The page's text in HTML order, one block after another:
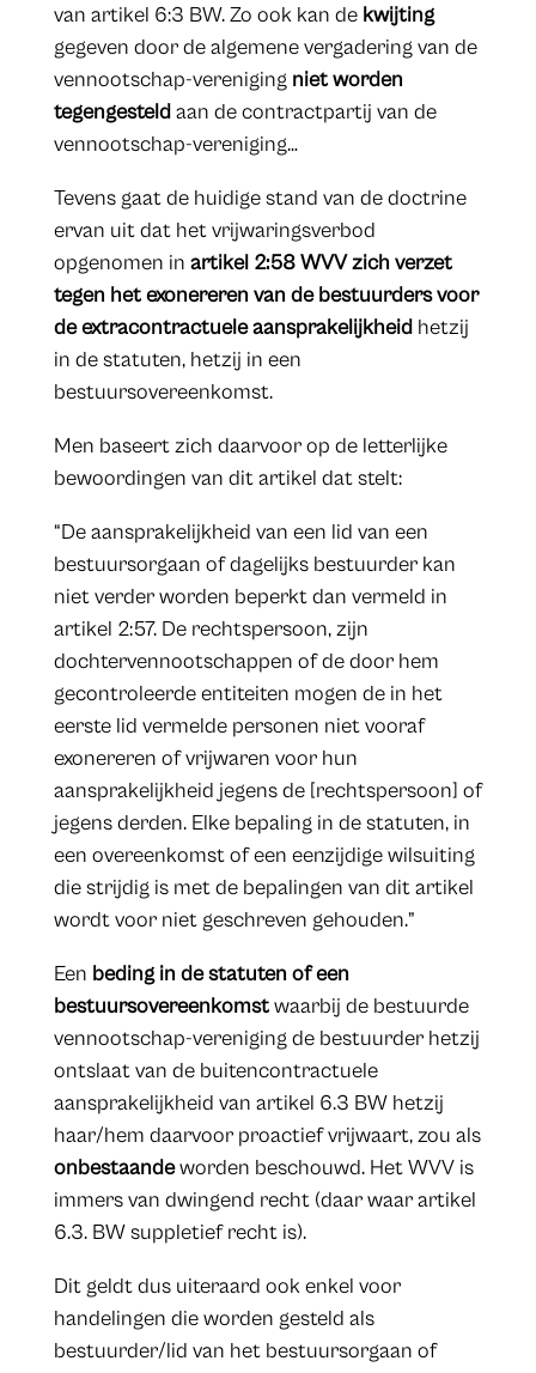
van artikel 6:3 BW. Zo ook kan de kwijting
gegeven door de algemene vergadering van de
vennootschap-vereniging niet worden
tegengesteld aan de contractpartij van de
vennootschap-vereniging…
Tevens gaat de huidige stand van de doctrine
ervan uit dat het vrijwaringsverbod
opgenomen in artikel 2:58 WVV zich verzet
tegen het exonereren van de bestuurders voor
de extracontractuele aansprakelijkheid hetzij
in de statuten, hetzij in een
bestuursovereenkomst.
Men baseert zich daarvoor op de letterlijke
bewoordingen van dit artikel dat stelt:
“De aansprakelijkheid van een lid van een
bestuursorgaan of dagelijks bestuurder kan
niet verder worden beperkt dan vermeld in
artikel 2:57. De rechtspersoon, zijn
dochtervennootschappen of de door hem
gecontroleerde entiteiten mogen de in het
eerste lid vermelde personen niet vooraf
exonereren of vrijwaren voor hun
aansprakelijkheid jegens de [rechtspersoon] of
jegens derden. Elke bepaling in de statuten, in
een overeenkomst of een eenzijdige wilsuiting
die strijdig is met de bepalingen van dit artikel
wordt voor niet geschreven gehouden.”
Een beding in de statuten of een
bestuursovereenkomstwaarbij de bestuurde
vennootschap-vereniging de bestuurder hetzij
ontslaat van de buitencontractuele
aansprakelijkheid van artikel 6.3 BW hetzij
haar/hem daarvoor proactief vrijwaart, zou als
onbestaandeworden beschouwd. Het WVV is
immers van dwingend recht (daar waar artikel
6.3. BW suppletief recht is).
Dit geldt dus uiteraard ook enkel voor
handelingen die worden gesteld als
bestuurder/lid van het bestuursorgaan of